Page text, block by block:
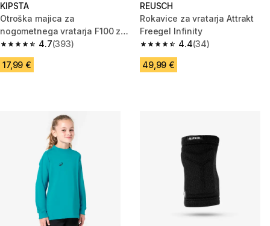
KIPSTA
Otroška majica za
nogometnega vratarja F100 za
otroke
4.7
4.7 od 5 zvezdic from 393 ocene
(393)
17,99 €
REUSCH
Rokavice za vratarja Attrakt
Freegel Infinity
4.4
4.4 od 5 zvezdic from 34
(34)
49,99 €